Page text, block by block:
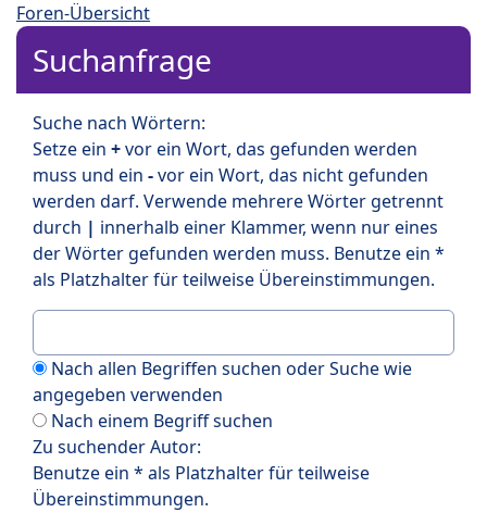
Foren-Übersicht
Suchanfrage
Suche nach Wörtern:
Setze ein +vor ein Wort, das gefunden werden
muss und ein -vor ein Wort, das nicht gefunden
werden darf. Verwende mehrere Wörter getrennt
durch | innerhalb einer Klammer, wenn nur eines
der Wörter gefunden werden muss. Benutze ein *
als Platzhalter für teilweise Übereinstimmungen.
Nach allen Begriffen suchen oder Suche wie
angegeben verwenden
Nach einem Begriff suchen
Zu suchender Autor:
Benutze ein * als Platzhalter für teilweise
Übereinstimmungen.